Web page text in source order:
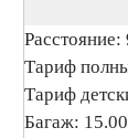
Расстояние:
Тариф
Тариф
Багаж: